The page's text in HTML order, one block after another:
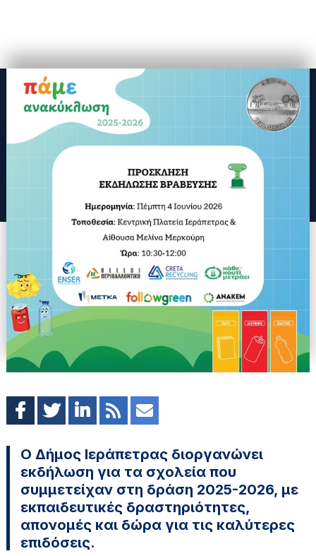
Ο Δήμος Ιεράπετρας διοργανώνει
εκδήλωση για τα σχολεία που
συμμετείχαν στη δράση 2025-2026, με
εκπαιδευτικές δραστηριότητες,
απονομές και δώρα για τις καλύτερες
επιδόσεις.